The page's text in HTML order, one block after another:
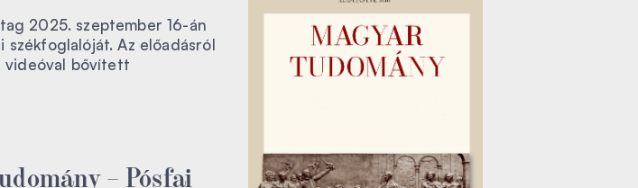
2025. szeptember 16-án
Az előadásról
videóval bővített
– Pósfai